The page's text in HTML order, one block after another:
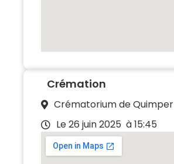
Crémation
Crématorium de Quimper
Le 26 juin 2025 à 15:45